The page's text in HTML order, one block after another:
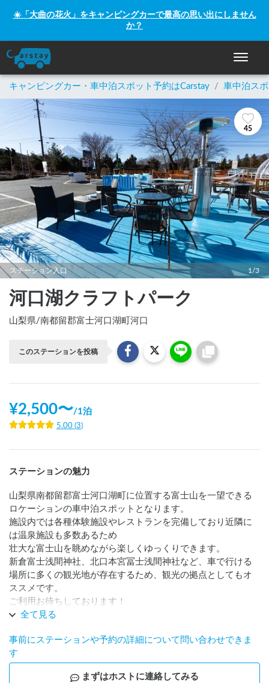
☀️「大曲の花火」をキャンピングカーで最高の思い出にしません
か？
ナビゲ
キャンピングカー・車中泊スポット予約はCarstay / 車中泊ス
45
ステーション入口 1/3
河口湖クラフトパーク
山梨県/南都留郡富士河口湖町河口
このステーションを投稿
¥2,500〜/1泊
5.00 (3)
ステーションの魅力
山梨県南都留郡富士河口湖町に位置する富士山を一望できる
ロケーションの車中泊スポットとなります。
施設内では各種体験施設やレストランを完備しており近隣に
は温泉施設も多数あるため
壮大な富士山を眺めながら楽しくゆっくりできます。
新倉富士浅間神社、北口本宮冨士浅間神社など、車で行ける
場所に多くの観光地が存在するため、観光の拠点としてもオ
ススメです。
ご利用お待ちしております！
全て見る
事前にステーションや予約の詳細について問い合わせできま
す
まずはホストに連絡してみる